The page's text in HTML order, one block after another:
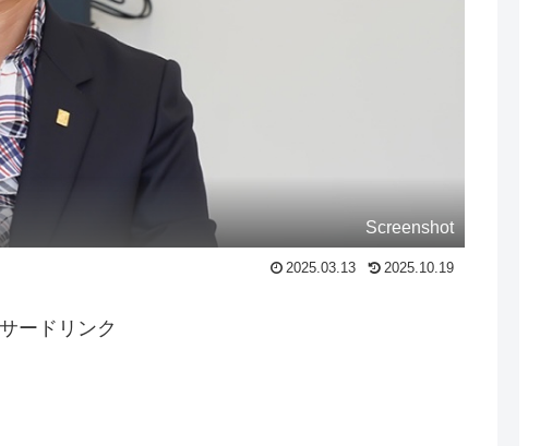
Screenshot
2025.03.13 2025.10.19
ードリンク